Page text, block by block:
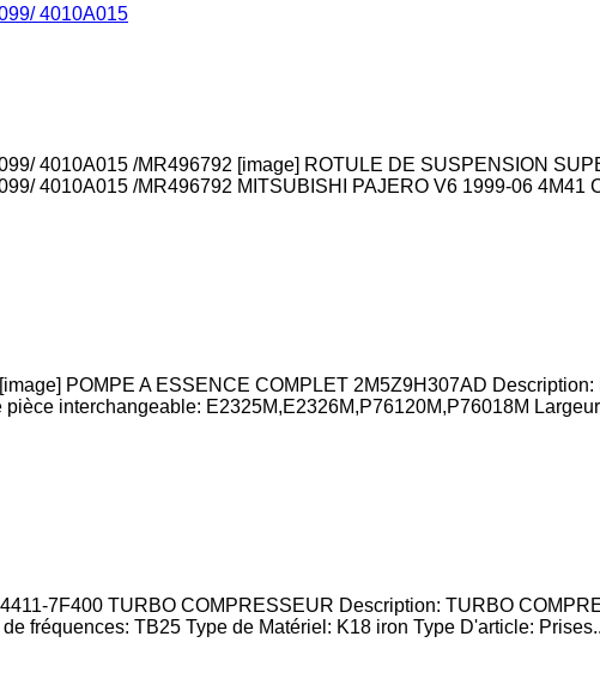
4010A015
4010A015 /MR496792 [image] ROTULE DE SUSPENSION
4010A015 /MR496792 MITSUBISHI PAJERO V6 1999-06 4M41
POMPE A ESSENCE COMPLET 2M5Z9H307AD
interchangeable: E2325M,E2326M,P76120M,P76018M
7F400 TURBO COMPRESSEUR Description: TURBO
fréquences: TB25 Type de Matériel: K18 iron Type D'article: